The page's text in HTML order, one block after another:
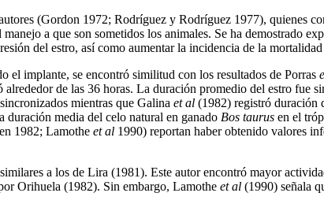
(Gordon 1972; Rodríguez y Rodríguez 1977), quienes
a que son sometidos los animales. Se ha demostrado
del estro, así como aumentar la incidencia de la
el implante, se encontró similitud con los resultados de Porras
de las 36 horas. La duración promedio del estro fue
sincronizados mientras que Galina et al (1982) registró duración
duración media del celo natural en ganado Bos taurus en el
1982; Lamothe et al 1990) reportan haber obtenido valores
a los de Lira (1981). Este autor encontró mayor
Orihuela (1982). Sin embargo, Lamothe et al (1990) señala